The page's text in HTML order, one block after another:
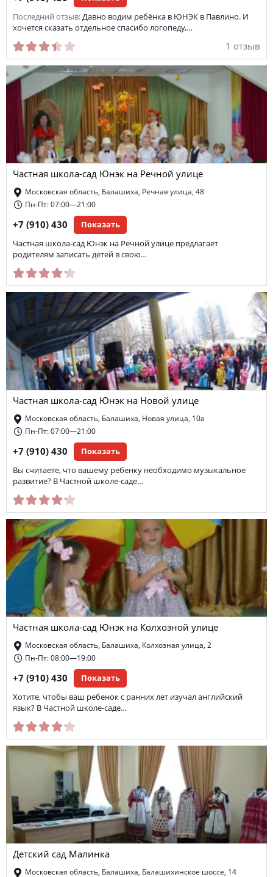
Последний отзыв: Давно водим ребёнка в ЮНЭК в Павлино. И
хочется сказать отдельное спасибо логопеду,…
1 отзыв
Частная школа-сад Юнэк на Речной улице
Московская область, Балашиха, Речная улица, 48
Пн-Пт: 07:00—21:00
+7 (910) 430 Показать
Частная школа-сад Юнэк на Речной улице предлагает
родителям записать детей в свою…
Частная школа-сад Юнэк на Новой улице
Московская область, Балашиха, Новая улица, 10а
Пн-Пт: 07:00—21:00
+7 (910) 430 Показать
Вы считаете, что вашему ребенку необходимо музыкальное
развитие? В Частной школе-саде…
Частная школа-сад Юнэк на Колхозной улице
Московская область, Балашиха, Колхозная улица, 2
Пн-Пт: 08:00—19:00
+7 (910) 430 Показать
Хотите, чтобы ваш ребенок с ранних лет изучал английский
язык? В Частной школе-саде…
Детский сад Малинка
Московская область, Балашиха, Балашихинское шоссе, 14